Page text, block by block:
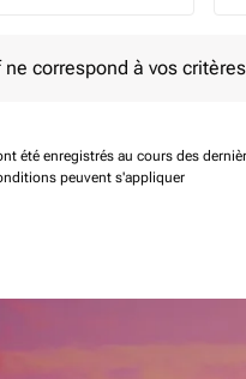
ne correspond à vos
été enregistrés au cours des
peuvent s'appliquer